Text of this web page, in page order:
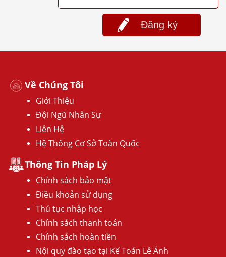
Đăng ký
Về Chúng Tôi
Giới Thiệu
Đội Ngũ Nhân Sự
Liên Hệ
Hệ Thống Cơ Sở Toàn Quốc
Thông Tin Pháp Lý
Chính sách bảo mật
Điều khoản sử dụng
Thủ tục nhập học
Chính sách thanh toán
Chính sách hoàn tiền
Nội quy đào tạo tại Kế Toán Lê Ánh